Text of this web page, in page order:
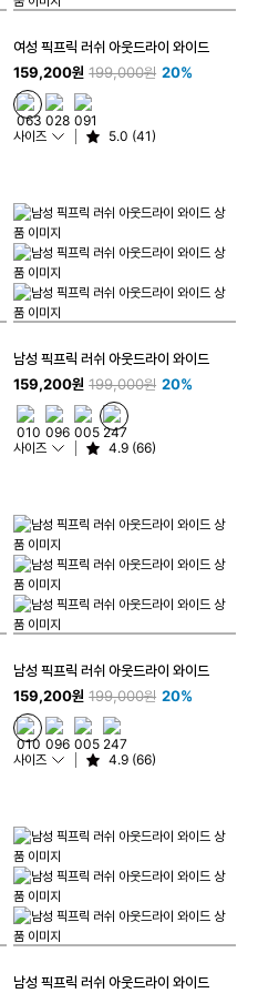
여성 픽프릭 러쉬 아웃드라이 와이드
159,200원 199,000원 20%
사이즈 5.0 (41)
남성 픽프릭 러쉬 아웃드라이 와이드
159,200원 199,000원 20%
사이즈 4.9 (66)
남성 픽프릭 러쉬 아웃드라이 와이드
159,200원 199,000원 20%
사이즈 4.9 (66)
남성 픽프릭 러쉬 아웃드라이 와이드